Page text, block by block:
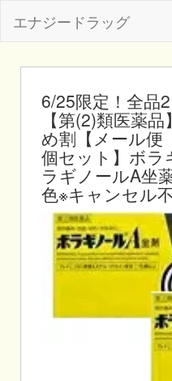
エナジードラッグ
6/25限定！全品
【第(2)類医薬
め割【メール
個セット】ボラ
ラギノールA坐
色※キャンセル